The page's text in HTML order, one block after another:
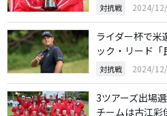
対抗戦 2024/
ライダー杯で
ック・リード「
対抗戦 2024/
3ツアーズ出場
チームは古江彩